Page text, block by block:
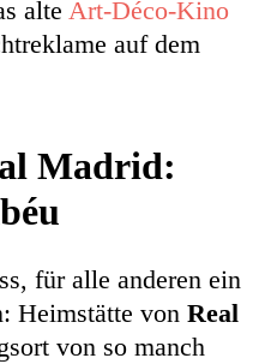
alte Art-Déco-Kino
auf dem
Madrid:
für alle anderen ein
Heimstätte von Real
von so manch